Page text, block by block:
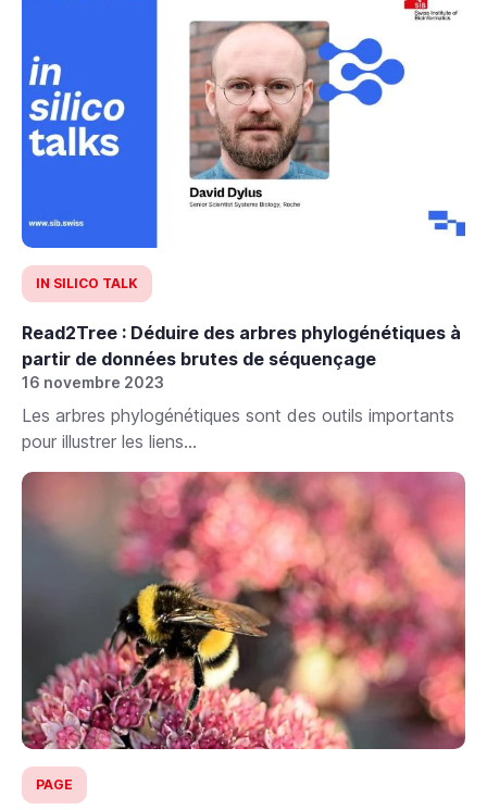
IN SILICO TALK
Read2Tree : Déduire des arbres phylogénétiques à
partir de données brutes de séquençage
16 novembre 2023
Les arbres phylogénétiques sont des outils importants
pour illustrer les liens...
PAGE